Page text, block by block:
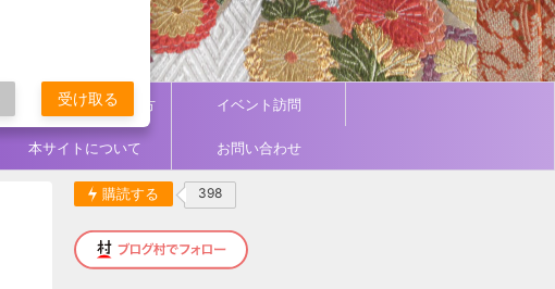
コーディネート／着方 イベント訪問
本サイトについて お問い合わせ
購読する 398
受け取る